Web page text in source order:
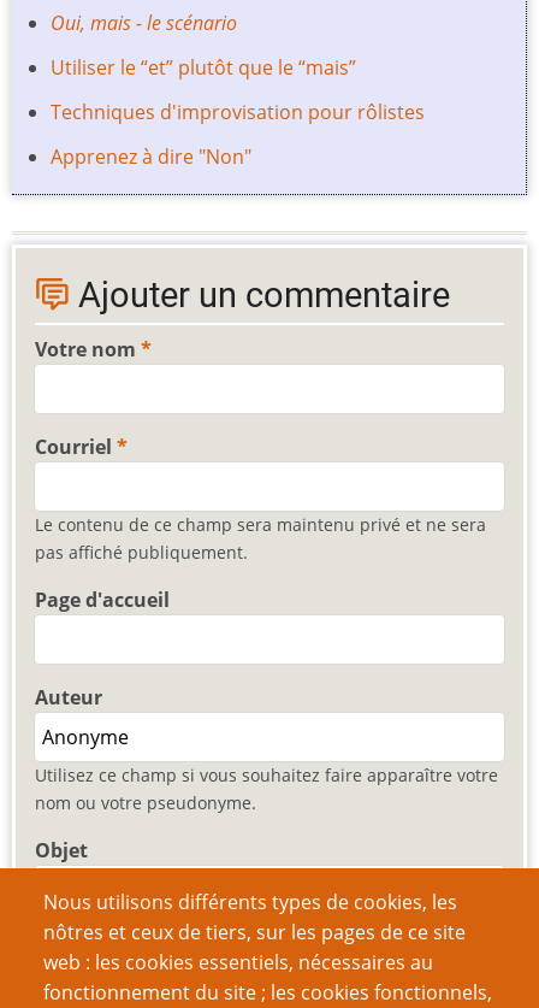
Oui, mais - le scénario
Utiliser le “et” plutôt que le “mais”
Techniques d'improvisation pour rôlistes
Apprenez à dire "Non"
Ajouter un commentaire
Votre nom
Courriel
Le contenu de ce champ sera maintenu privé et ne sera
pas affiché publiquement.
Page d'accueil
Auteur
Utilisez ce champ si vous souhaitez faire apparaître votre
nom ou votre pseudonyme.
Objet
Comment
Nous utilisons différents types de cookies, les
nôtres et ceux de tiers, sur les pages de ce site
web : les cookies essentiels, nécessaires au
fonctionnement du site ; les cookies fonctionnels,